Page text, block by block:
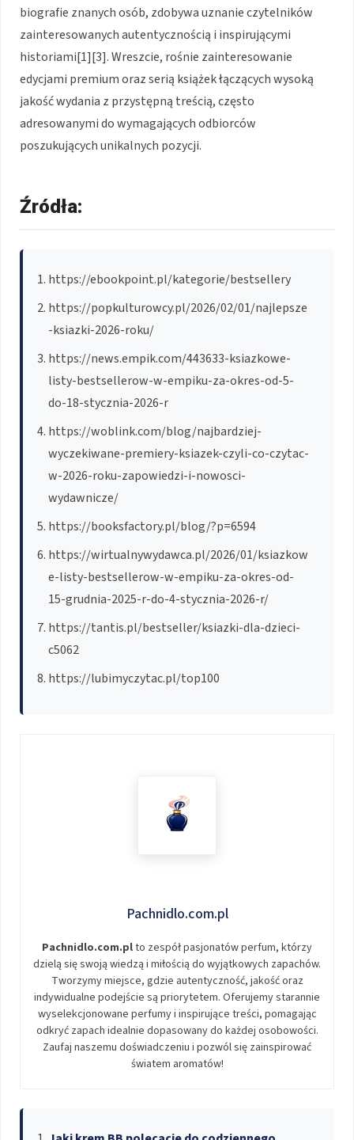
biografie znanych osób, zdobywa uznanie czytelników
zainteresowanych autentycznością i inspirującymi
historiami[1][3]. Wreszcie, rośnie zainteresowanie
edycjami premium oraz serią książek łączących wysoką
jakość wydania z przystępną treścią, często
adresowanymi do wymagających odbiorców
poszukujących unikalnych pozycji.
Źródła:
https://ebookpoint.pl/kategorie/bestsellery
https://popkulturowcy.pl/2026/02/01/najlepsze
-ksiazki-2026-roku/
https://news.empik.com/443633-ksiazkowe-
listy-bestsellerow-w-empiku-za-okres-od-5-
do-18-stycznia-2026-r
https://woblink.com/blog/najbardziej-
wyczekiwane-premiery-ksiazek-czyli-co-czytac-
w-2026-roku-zapowiedzi-i-nowosci-
wydawnicze/
https://booksfactory.pl/blog/?p=6594
https://wirtualnywydawca.pl/2026/01/ksiazkow
e-listy-bestsellerow-w-empiku-za-okres-od-
15-grudnia-2025-r-do-4-stycznia-2026-r/
https://tantis.pl/bestseller/ksiazki-dla-dzieci-
c5062
https://lubimyczytac.pl/top100
Pachnidlo.com.pl
Pachnidlo.com.plto zespół pasjonatów perfum, którzy
dzielą się swoją wiedzą i miłością do wyjątkowych zapachów.
Tworzymy miejsce, gdzie autentyczność, jakość oraz
indywidualne podejście są priorytetem. Oferujemy starannie
wyselekcjonowane perfumy i inspirujące treści, pomagając
odkryć zapach idealnie dopasowany do każdej osobowości.
Zaufaj naszemu doświadczeniu i pozwól się zainspirować
światem aromatów!